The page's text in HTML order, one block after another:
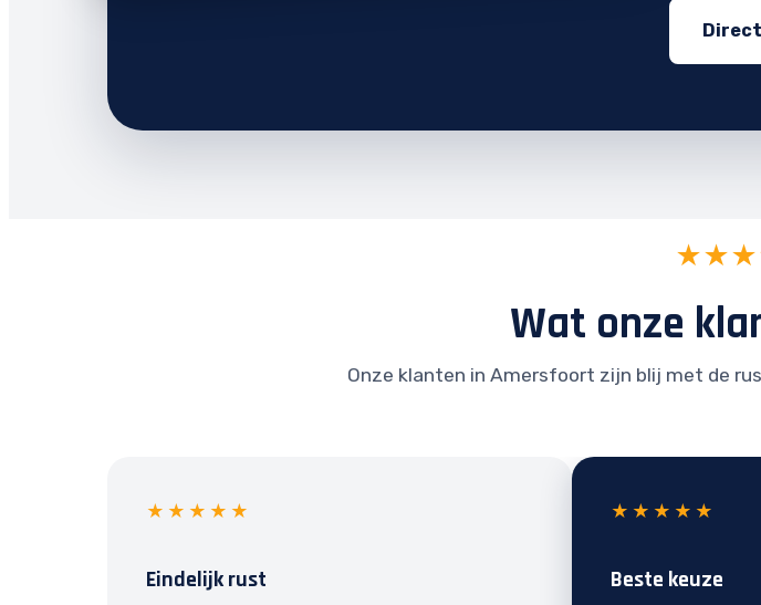
Wat onze
Onze klanten in Amersfoort zijn blij met de
★★★★★
Eindelijk rust
★★★★★
Beste keuze